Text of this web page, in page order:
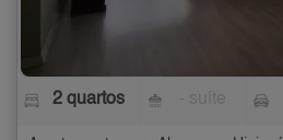
2 quartos